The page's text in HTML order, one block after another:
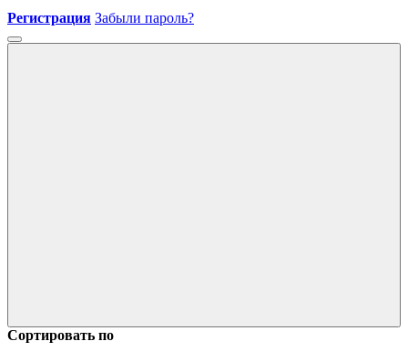
Регистрация Забыли пароль?
Сортировать по